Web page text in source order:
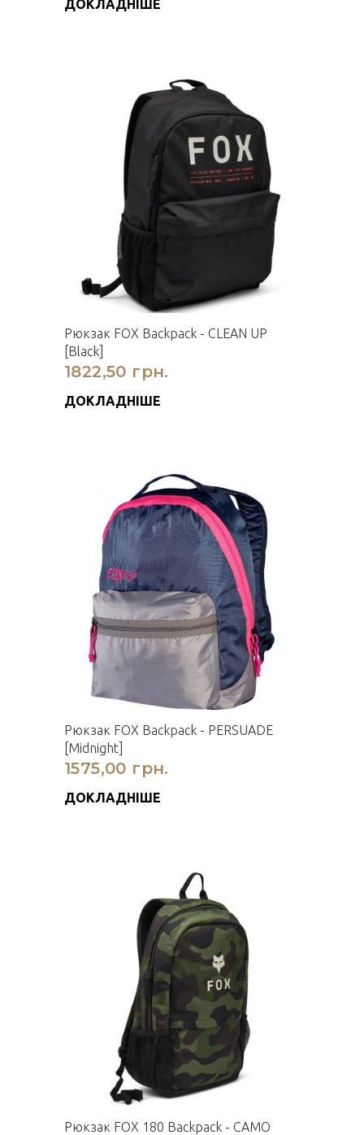
ДОКЛАДНІШЕ
Рюкзак FOX Backpack - CLEAN UP
[Black]
1822,50 грн.
ДОКЛАДНІШЕ
Рюкзак FOX Backpack - PERSUADE
[Midnight]
1575,00 грн.
ДОКЛАДНІШЕ
Рюкзак FOX 180 Backpack - CAMO